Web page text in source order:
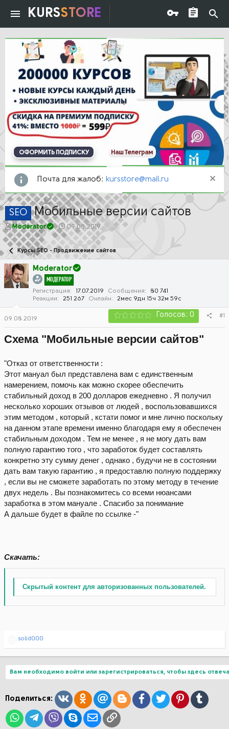
KURSSTORE
ОФОРМИТЬ ПОДПИСКУ Наш Телеграм
Почта для жалоб: kursstore@mail.ru
SEO Мобильные версии сайтов
А
в
т
о
р
т
е
Moderator
Д
а
а
а
ч
а
л
а
09.08.2019
Курсы SEO - Продвижение сайтов
Moderator
МОДЕРАТОР
Регистрация 17.07.2019 Сообщения
80 741
Реакции
251 267 Онлайн 2мес 9дн 15ч 32м 59с
09.08.2019 Голосов: 0 #1
Схема "Мобильные версии сайтов"
"Отказ от ответственности :
Этот мануал был представлена вам с единственным
намерением, помочь как можно скорее обеспечить
стабильный доход в 200 долларов ежедневно . Я получил
несколько хороших отзывов от людей , воспользовавшихся
этим методом , который , кстати помог и мне лично поскольку
на данном этапе времени именно благодаря ему я обеспечен
стабильным доходом . Тем не менее , я не могу дать вам
полную гарантию того , что заработок будет составлять
конкретно эту сумму денег , однако , будучи не в состоянии
дать вам такую гарантию , я предоставлю полную поддержку
, если вы не сможете заработать по этому методу в течение
двух недель . Вы познакомитесь со всеми нюансами
заработка в этом мануале . Спасибо за понимание
А дальше будет в файле по ссылке -"
Скачать:
Скрытый контент для авторизованных пользователей.
Р
ц
и
:
solid000
Вам необходимо войти или зарегистрироваться, чтобы здесь
Поделиться: ВконтактеОдноклассники
Mail.ruBloggerFacebook
TwitterPinterestTumblr
WhatsAppTelegram
ViberSkypeЭлектронная почта
Ссылка